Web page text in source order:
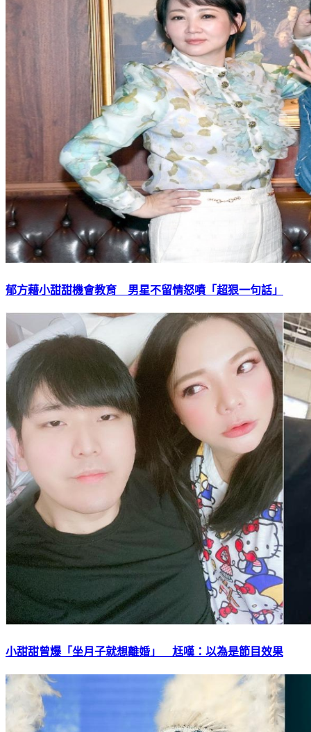
郁方藉小甜甜機會教育 男星不留情怒噴「超狠一句話」
小甜甜曾爆「坐月子就想離婚」 尪嘆：以為是節目效果